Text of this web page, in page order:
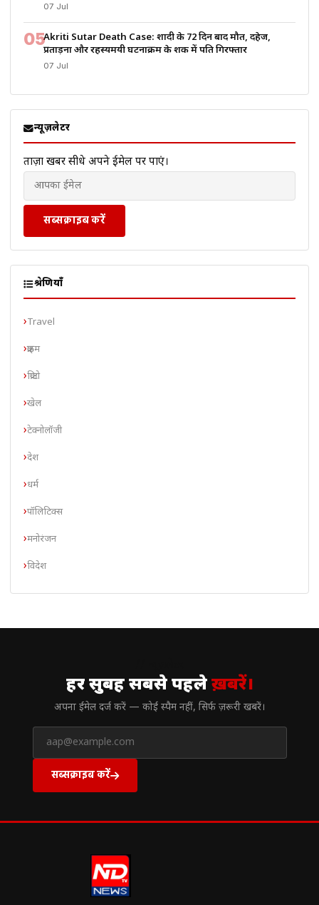
07 Jul
05Akriti Sutar Death Case: शादी के 72 दिन बाद मौत, दहेज,
प्रताड़ना और रहस्यमयी घटनाक्रम के शक में पति गिरफ्तार
07 Jul
न्यूज़लेटर
ताज़ा खबरें सीधे अपने ईमेल पर पाएं।
सब्सक्राइब करें
श्रेणियाँ
Travel
क्राइम
क्रिप्टो
खेल
टेक्नोलॉजी
देश
धर्म
पॉलिटिक्स
मनोरंजन
विदेश
हर सुबह सबसे पहलेख़बरें।
अपना ईमेल दर्ज करें — कोई स्पैम नहीं, सिर्फ ज़रूरी खबरें।
सब्सक्राइब करें